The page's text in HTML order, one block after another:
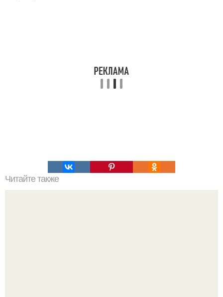
Читайте также